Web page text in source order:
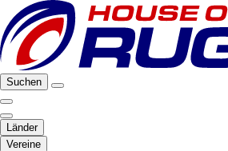
Suchen
Länder
Vereine